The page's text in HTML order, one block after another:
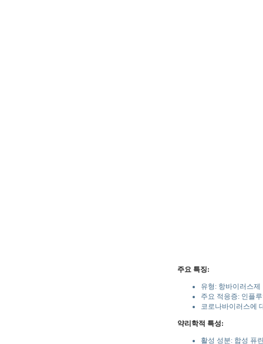
주요 특징:
유형: 항바이러스제
주요 적응증: 인플
코로나바이러스에
약리학적 특성:
활성 성분: 합성 퓨